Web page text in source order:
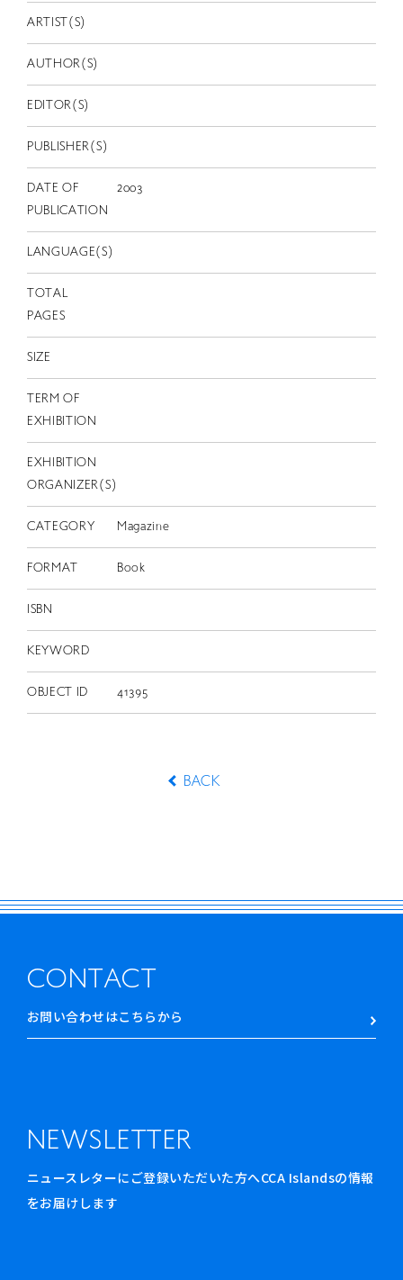
ARTIST(S)
AUTHOR(S)
EDITOR(S)
PUBLISHER(S)
DATE OF
PUBLICATION
2003
LANGUAGE(S)
TOTAL
PAGES
SIZE
TERM OF
EXHIBITION
EXHIBITION
ORGANIZER(S)
CATEGORY Magazine
FORMAT Book
ISBN
KEYWORD
OBJECT ID 41395
BACK
CONTACT
お問い合わせはこちらから
NEWSLETTER
ニュースレターにご登録いただいた方へCCA Islandsの情報
をお届けします